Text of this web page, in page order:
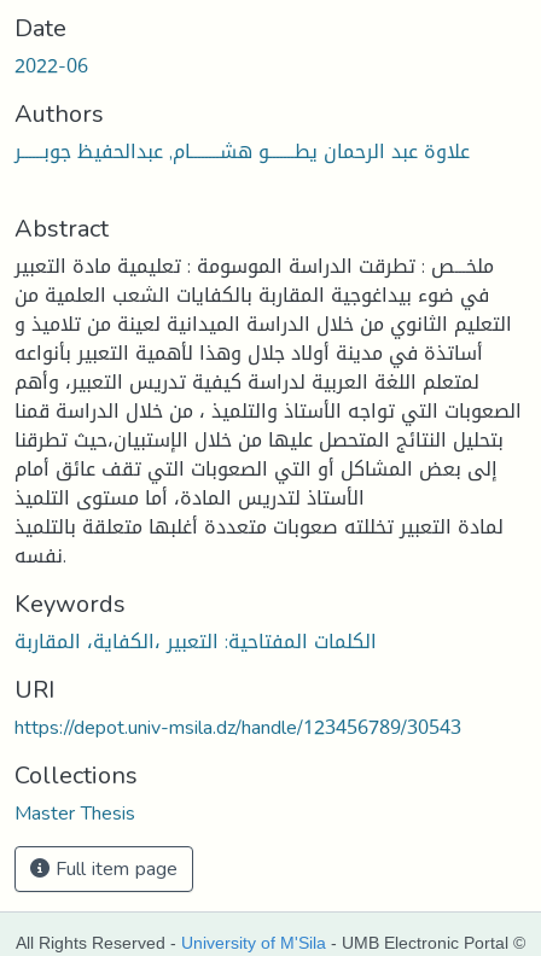
Date
2022-06
Authors
علاوة عبد الرحمان يطـــــــو هشــــــــام, عبدالحفيظ جوبــــــر
Abstract
ملخـــص : تطرقت الدراسة الموسومة : تعليمية مادة التعبير
في ضوء بيداغوجية المقاربة بالكفايات الشعب العلمية من
التعليم الثانوي من خلال الدراسة الميدانية لعينة من تلاميذ و
أساتذة في مدينة أولاد جلال وهذا لأهمية التعبير بأنواعه
لمتعلم اللغة العربية لدراسة كيفية تدريس التعبير، وأهم
الصعوبات التي تواجه الأستاذ والتلميذ ، من خلال الدراسة قمنا
بتحليل النتائج المتحصل عليها من خلال الإستبيان،حيث تطرقنا
إلى بعض المشاكل أو التي الصعوبات التي تقف عائق أمام
الأستاذ لتدريس المادة، أما مستوى التلميذ
لمادة التعبير تخللته صعوبات متعددة أغلبها متعلقة بالتلميذ
نفسه.
Keywords
الكلمات المفتاحية: التعبير ،الكفاية، المقاربة
URI
https://depot.univ-msila.dz/handle/123456789/30543
Collections
Master Thesis
Full item page
All Rights Reserved - University of M'Sila - UMB Electronic Portal ©